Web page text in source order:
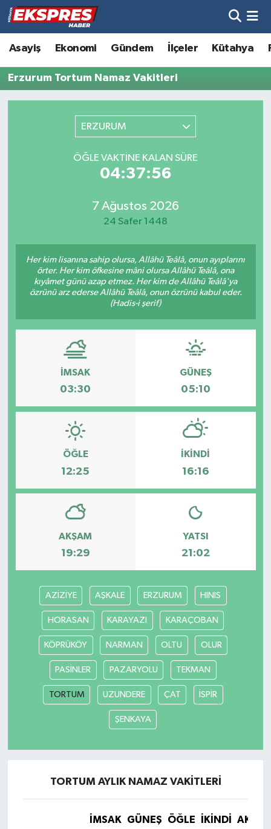
Asayiş Ekonomi Gündem İlçeler Kütahya
Erzurum Tortum Namaz Vakitleri
ERZURUM
ÖĞLE VAKTINE KALAN SÜRE
04:37:56
7 Ağustos 2026
24 Safer 1448
Her kim lisanına sahip olursa, Allâhü Teâlâ, onun ayıplarını
örter. Her kim öfkesine mâni olursa Allâhü Teâlâ, ona
kıyâmet günü azap etmez. Her kim de Allâhü Teâlâ'ya
özrünü arz ederse Allâhü Teâlâ, onun özrünü kabul eder.
(Hadis-i şerif)
İMSAK
03:30
GÜNEŞ
05:10
ÖĞLE
12:25
İKINDI
16:16
AKŞAM
19:29
YATSI
21:02
AZİZİYE AŞKALE ERZURUM HINIS
HORASAN KARAYAZI KARAÇOBAN
KÖPRÜKÖY NARMAN OLTU OLUR
PASİNLER PAZARYOLU TEKMAN
TORTUM UZUNDERE ÇAT İSPİR
ŞENKAYA
TORTUM AYLIK NAMAZ VAKITLERI
İMSAK GÜNEŞ ÖĞLE İKINDI
Altıntaş
Asayiş
Biyografiler
Çavdarhisar
Dumlupınar
Dünya
Ekonomi
Genel
Gündem
Hisarcık
İlçeler
Köşe Yazıları
Kültür Sanat
Kütahya
Magazin
Politika
Hava Durumu
Trafik Durumu
Tüm Manşetler
Son Dakika Haberleri